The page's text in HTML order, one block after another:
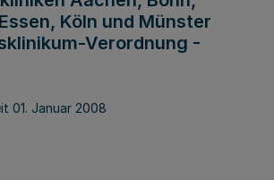
Köln und Münster
Verordnung -
01. Januar 2008